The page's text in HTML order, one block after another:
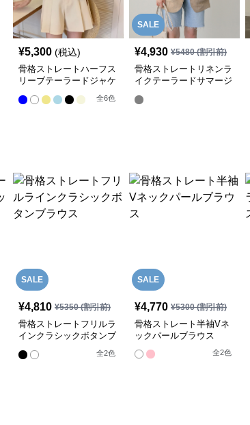
¥5,300 (税込)
骨格ストレートハーフス
リーブテーラードジャケ
全6色
SALE
¥4,930 ¥5480(割引前)
骨格ストレートリネンラ
イクテーラードサマージ
SALE
¥4,810 ¥5350(割引前)
骨格ストレートフリルラ
インクラシックボタンブ
全2色
SALE
¥4,770 ¥5300(割引前)
骨格ストレート半袖Vネ
ックパールブラウス
全2色